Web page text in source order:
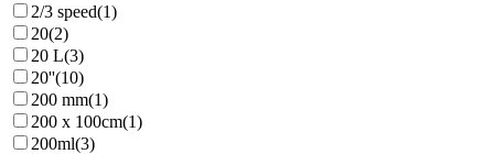
2/3 speed(1)
20(2)
20 L(3)
20''(10)
200 mm(1)
200 x 100cm(1)
200ml(3)